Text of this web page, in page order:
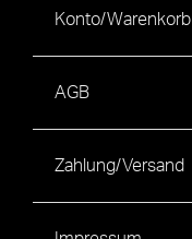
Konto/Warenkorb
AGB
Zahlung/Versand